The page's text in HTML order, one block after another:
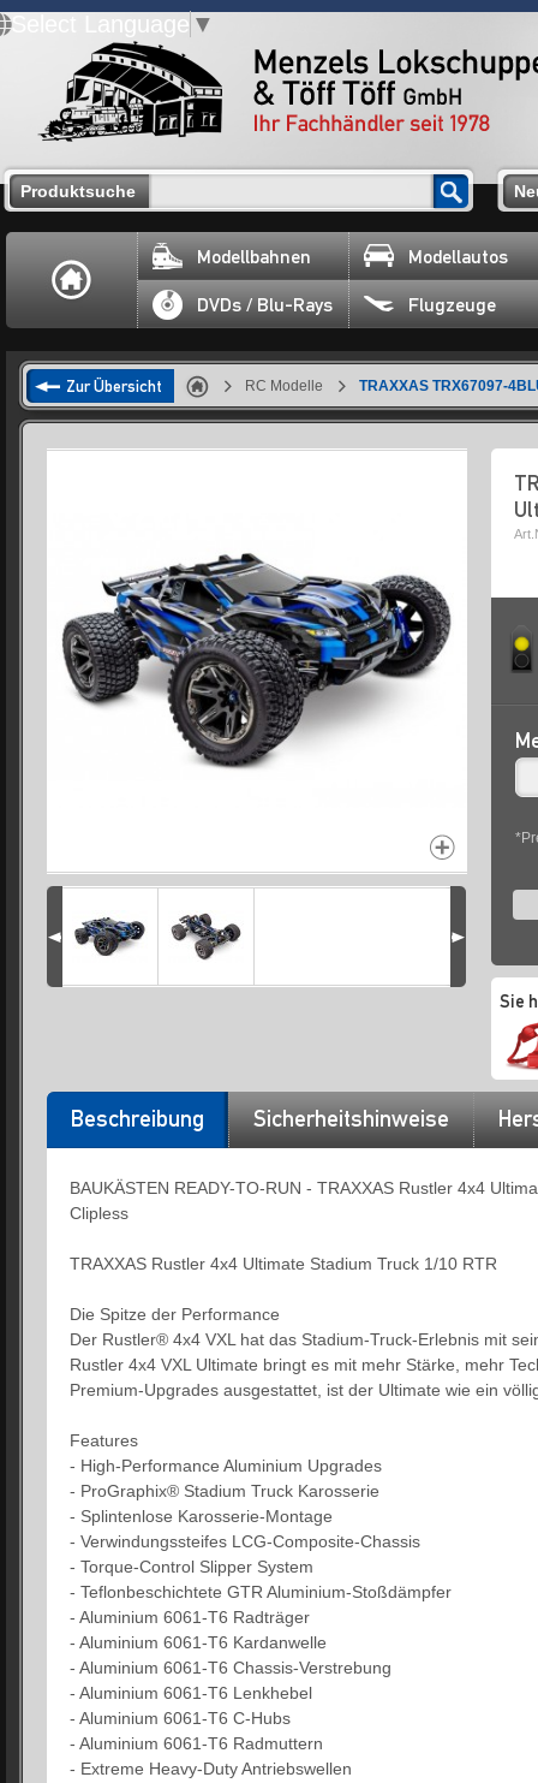
Select Language ▼
Produktsuche
Modellbahnen Modellautos
DVDs / Blu-Rays Flugzeuge
Zur Übersicht RC Modelle TRAXXAS TRX67097-
Sie
Beschreibung Sicherheitshinweise
BAUKÄSTEN READY-TO-RUN - TRAXXAS Rustler 4x4
Clipless
TRAXXAS Rustler 4x4 Ultimate Stadium Truck 1/10 RTR
Die Spitze der Performance
Der Rustler® 4x4 VXL hat das Stadium-Truck-Erlebnis mit
Rustler 4x4 VXL Ultimate bringt es mit mehr Stärke, mehr
Premium-Upgrades ausgestattet, ist der Ultimate wie ein
Features
- High-Performance Aluminium Upgrades
- ProGraphix® Stadium Truck Karosserie
- Splintenlose Karosserie-Montage
- Verwindungssteifes LCG-Composite-Chassis
- Torque-Control Slipper System
- Teflonbeschichtete GTR Aluminium-Stoßdämpfer
- Aluminium 6061-T6 Radträger
- Aluminium 6061-T6 Kardanwelle
- Aluminium 6061-T6 Chassis-Verstrebung
- Aluminium 6061-T6 Lenkhebel
- Aluminium 6061-T6 C-Hubs
- Aluminium 6061-T6 Radmuttern
- Extreme Heavy-Duty Antriebswellen